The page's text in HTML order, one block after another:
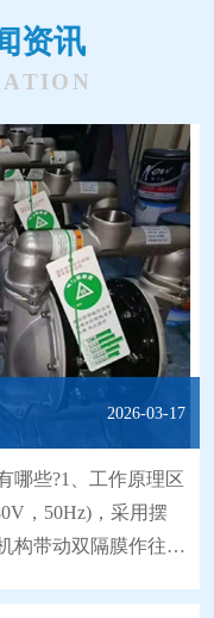
资讯
2026-03-17
哪些?1、工作原理区
，50Hz)，采用摆
构带动双隔膜作往复